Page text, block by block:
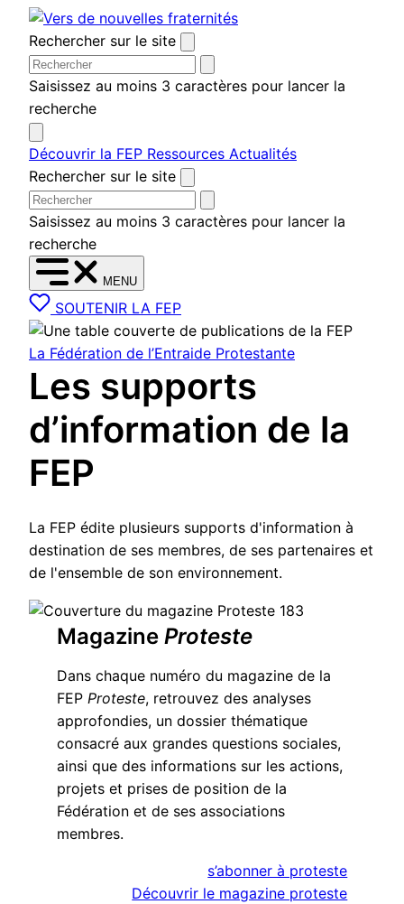
Aller
au
contenu
Rechercher sur le site
Saisissez au moins 3 caractères pour lancer la
recherche
Découvrir la FEP Ressources Actualités
Rechercher sur le site
Saisissez au moins 3 caractères pour lancer la
recherche
MENU
SOUTENIR LA FEP
La Fédération de l’Entraide Protestante
Les supports
d’information de la
FEP
La FEP édite plusieurs supports d'information à
destination de ses membres, de ses partenaires et
de l'ensemble de son environnement.
Magazine Proteste
Dans chaque numéro du magazine de la
FEPProteste, retrouvez des analyses
approfondies, un dossier thématique
consacré aux grandes questions sociales,
ainsi que des informations sur les actions,
projets et prises de position de la
Fédération et de ses associations
membres.
s’abonner à proteste
Découvrir le magazine proteste